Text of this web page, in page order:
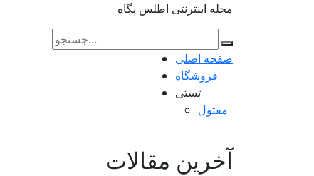
مجله اینترنتی اطلس پگاه
صفحه اصلی
فروشگاه
تستی
مفتول
آخرین مقالات